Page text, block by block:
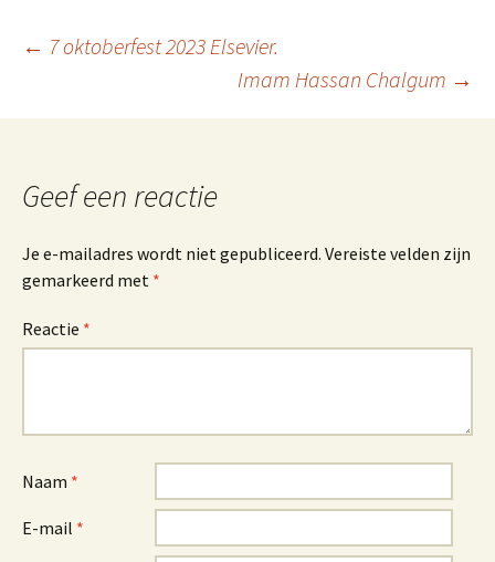
Berichtnavigatie
← 7 oktoberfest 2023 Elsevier.
Imam Hassan Chalgum →
Geef een reactie
Je e-mailadres wordt niet gepubliceerd. Vereiste velden zijn
gemarkeerd met *
Reactie *
Naam *
E-mail *